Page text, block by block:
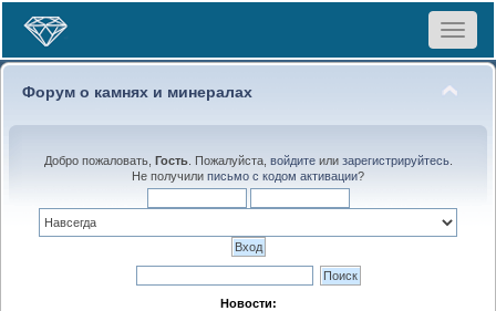
Toggle
Форум о камнях и минералах
Добро пожаловать, Гость. Пожалуйста, войдитеили зарегистрируйтесь.
Не получили письмо с кодом активации?
Новости: